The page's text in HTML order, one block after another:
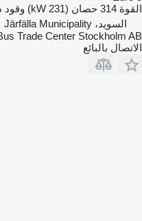
القوة 314 حصان (231 kW) وقود
السويد، Järfälla Municipality
Trade Center Stockholm AB
الاتصال بالبائع